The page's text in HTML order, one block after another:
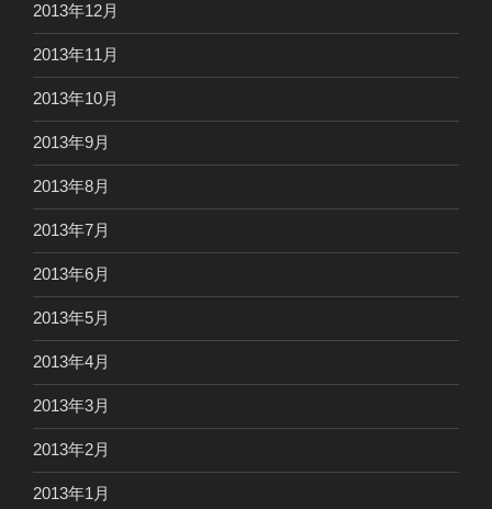
2013年12月
2013年11月
2013年10月
2013年9月
2013年8月
2013年7月
2013年6月
2013年5月
2013年4月
2013年3月
2013年2月
2013年1月